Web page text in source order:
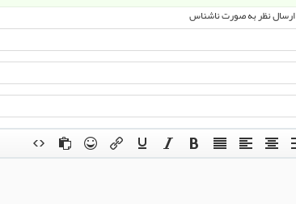
ارسال نظر به صورت ناشناس